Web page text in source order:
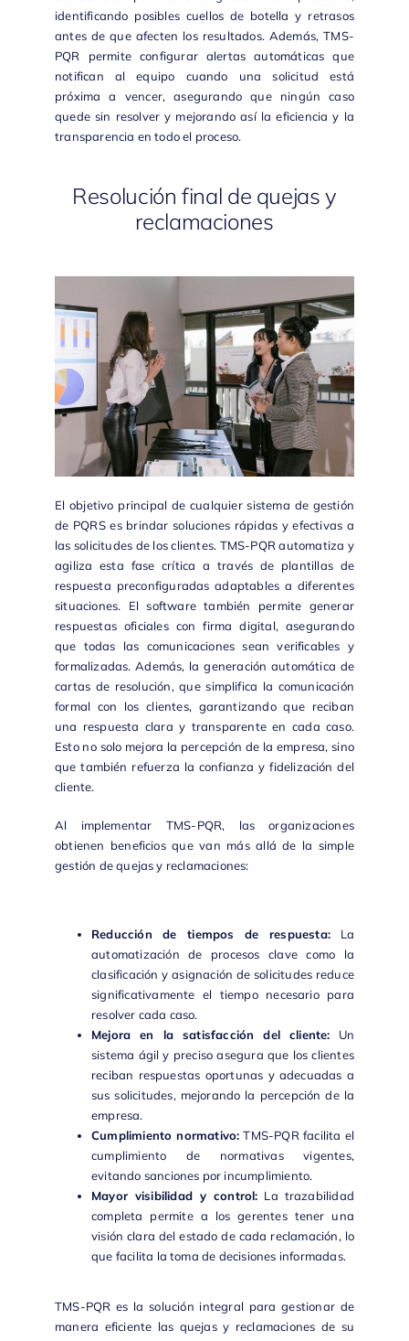
identificando posibles cuellos de botella y retrasos
antes de que afecten los resultados. Además,TMS-
PQR permite configurar alertas automáticas que
notifican al equipo cuando una solicitud está
próxima a vencer, asegurando que ningún caso
quede sin resolver y mejorando así la eficiencia y la
transparencia en todo el proceso.
Resolución final de quejas y
reclamaciones
El objetivo principal de cualquier sistema de gestión
de PQRS es brindar soluciones rápidas y efectivas a
las solicitudes de los clientes. TMS-PQR automatiza y
agiliza esta fase crítica a través de plantillas de
respuesta preconfiguradas adaptables a diferentes
situaciones. El software también permite generar
respuestas oficiales con firma digital, asegurando
que todas las comunicaciones sean verificables y
formalizadas. Además, la generación automática de
cartas de resolución, que simplifica la comunicación
formal con los clientes, garantizando que reciban
una respuesta clara y transparente en cada caso.
Esto no solo mejora la percepción de la empresa, sino
que también refuerza la confianza y fidelización del
cliente.
Al implementar TMS-PQR, las organizaciones
obtienen beneficios que van más allá de la simple
gestión de quejas y reclamaciones:
Reducción de tiempos de respuesta: La
automatización de procesos clave como la
clasificación y asignación de solicitudes reduce
significativamente el tiempo necesario para
resolver cada caso.
Mejora en la satisfacción del cliente: Un
sistema ágil y preciso asegura que los clientes
reciban respuestas oportunas y adecuadas a
sus solicitudes, mejorando la percepción de la
empresa.
Cumplimiento normativo: TMS-PQR facilita el
cumplimiento de normativas vigentes,
evitando sanciones por incumplimiento.
Mayor visibilidad y control: La trazabilidad
completa permite a los gerentes tener una
visión clara del estado de cada reclamación, lo
que facilita la toma de decisiones informadas.
TMS-PQR es la solución integral para gestionar de
manera eficiente las quejas y reclamaciones de su